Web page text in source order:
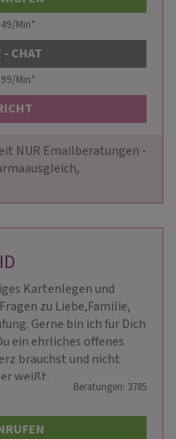
Min*
- CHAT
Min*
NUR Emailberatungen -
Kartenlegen und
zu Liebe,Familie,
Gerne bin ich für Dich
ein ehrliches offenes
brauchst und nicht
weißt.
Beratungen: 3785